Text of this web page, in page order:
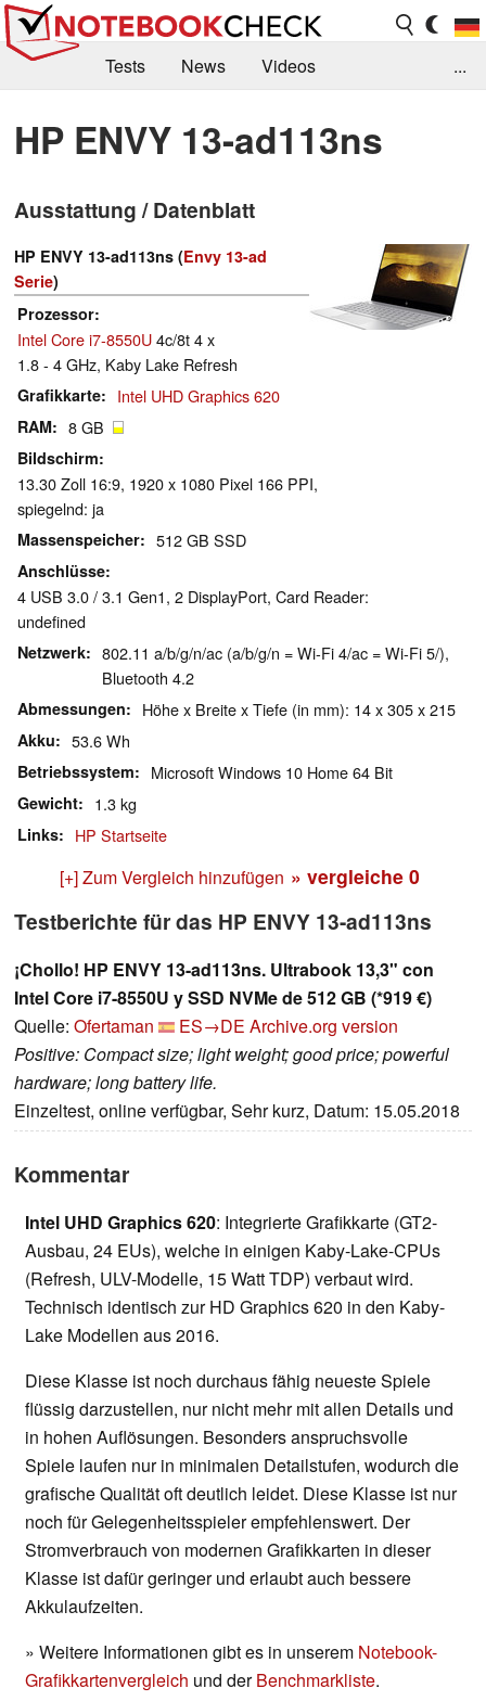
Tests News
Videos
Kaufberatung
Deals Suche
Jobs
Forum
...
HP ENVY 13-ad113ns
Ausstattung / Datenblatt
HP ENVY 13-ad113ns (Envy 13-ad
Serie)
Prozessor
Intel Core i7-8550U4c/8t 4 x
1.8 - 4 GHz, Kaby Lake Refresh
Grafikkarte Intel UHD Graphics 620
RAM 8 GB
Bildschirm
13.30 Zoll 16:9, 1920 x 1080 Pixel 166 PPI,
spiegelnd: ja
Massenspeicher 512 GB SSD
Anschlüsse
4 USB 3.0 / 3.1 Gen1, 2 DisplayPort, Card Reader:
undefined
Netzwerk
802.11 a/b/g/n/ac (a/b/g/n = Wi-Fi 4/ac = Wi-Fi 5/),
Bluetooth 4.2
Abmessungen Höhe x Breite x Tiefe (in mm): 14 x 305 x 215
Akku 53.6 Wh
Betriebssystem Microsoft Windows 10 Home 64 Bit
Gewicht 1.3 kg
Links HP Startseite
[+] Zum Vergleich hinzufügen » vergleiche 0
Testberichte für das HP ENVY 13-ad113ns
¡Chollo! HP ENVY 13-ad113ns. Ultrabook 13,3" con
Intel Core i7-8550U y SSD NVMe de 512 GB (*919 €)
Quelle: Ofertaman ES→DE Archive.org version
Positive: Compact size; light weight; good price; powerful
hardware; long battery life.
Einzeltest, online verfügbar, Sehr kurz, Datum: 15.05.2018
Kommentar
Intel UHD Graphics 620: Integrierte Grafikkarte (GT2-
Ausbau, 24 EUs), welche in einigen Kaby-Lake-CPUs
(Refresh, ULV-Modelle, 15 Watt TDP) verbaut wird.
Technisch identisch zur HD Graphics 620 in den Kaby-
Lake Modellen aus 2016.
Diese Klasse ist noch durchaus fähig neueste Spiele
flüssig darzustellen, nur nicht mehr mit allen Details und
in hohen Auflösungen. Besonders anspruchsvolle
Spiele laufen nur in minimalen Detailstufen, wodurch die
grafische Qualität oft deutlich leidet. Diese Klasse ist nur
noch für Gelegenheitsspieler empfehlenswert. Der
Stromverbrauch von modernen Grafikkarten in dieser
Klasse ist dafür geringer und erlaubt auch bessere
Akkulaufzeiten.
» Weitere Informationen gibt es in unserem Notebook-
Grafikkartenvergleich und derBenchmarkliste.